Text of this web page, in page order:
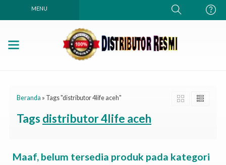
MENU
Beranda » Tags "distributor 4life aceh"
Tags distributor 4life aceh
Maaf, belum tersedia produk pada kategori